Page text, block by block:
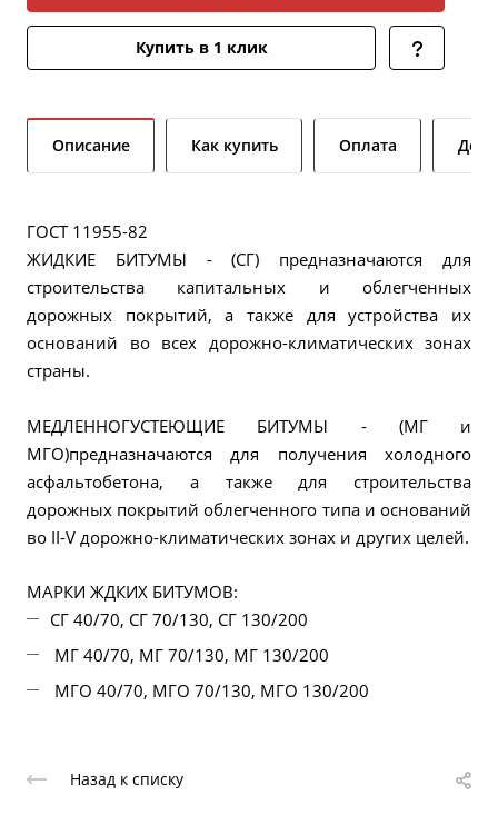
Купить в 1 клик
Описание Как купить Оплата
ГОСТ 11955-82
ЖИДКИЕ БИТУМЫ - (СГ) предназначаются для
строительства капитальных и облегченных
дорожных покрытий, а также для устройства их
оснований во всех дорожно-климатических зонах
страны.
МЕДЛЕННОГУСТЕЮЩИЕ БИТУМЫ - (МГ и
МГО)предназначаются для получения холодного
асфальтобетона, а также для строительства
дорожных покрытий облегченного типа и оснований
во II-V дорожно-климатических зонах и других целей.
МАРКИ ЖДКИХ БИТУМОВ:
СГ 40/70, СГ 70/130, СГ 130/200
МГ 40/70, МГ 70/130, МГ 130/200
МГО 40/70, МГО 70/130, МГО 130/200
Назад к списку